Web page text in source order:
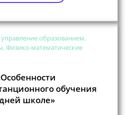
образованием,
Физико-математические
обучения
школе»